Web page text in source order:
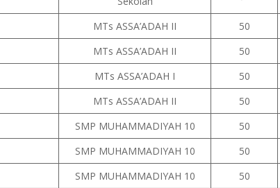
MTs ASSA’ADAH II 50
MTs ASSA’ADAH II 50
MTs ASSA’ADAH I 50
MTs ASSA’ADAH II 50
SMP MUHAMMADIYAH 10 50
SMP MUHAMMADIYAH 10 50
SMP MUHAMMADIYAH 10 50